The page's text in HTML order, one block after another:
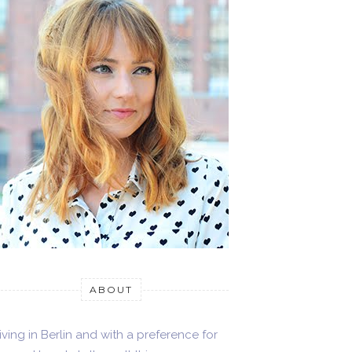
ABOUT
in Berlin and with a preference for